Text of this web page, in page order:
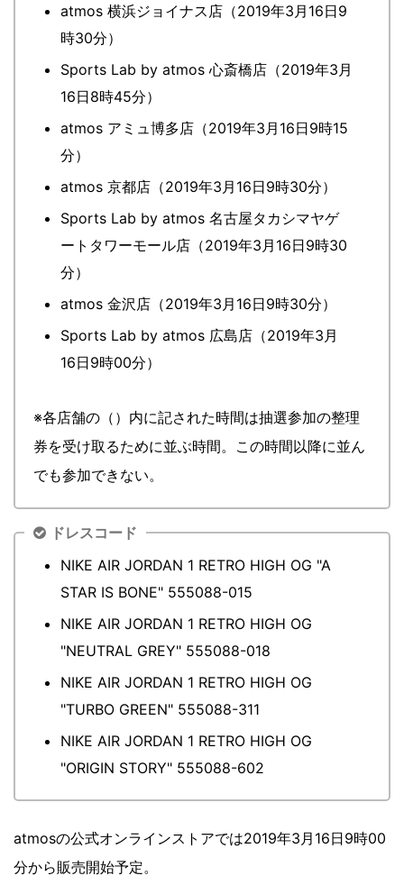
atmos 横浜ジョイナス店（2019年3月16日9
時30分）
Sports Lab by atmos 心斎橋店（2019年3月
16日8時45分）
atmos アミュ博多店（2019年3月16日9時15
分）
atmos 京都店（2019年3月16日9時30分）
Sports Lab by atmos 名古屋タカシマヤゲ
ートタワーモール店（2019年3月16日9時30
分）
atmos 金沢店（2019年3月16日9時30分）
Sports Lab by atmos 広島店（2019年3月
16日9時00分）
※各店舗の（）内に記された時間は抽選参加の整理
券を受け取るために並ぶ時間。この時間以降に並ん
でも参加できない。
ドレスコード
NIKE AIR JORDAN 1 RETRO HIGH OG "A
STAR IS BONE" 555088-015
NIKE AIR JORDAN 1 RETRO HIGH OG
"NEUTRAL GREY" 555088-018
NIKE AIR JORDAN 1 RETRO HIGH OG
"TURBO GREEN" 555088-311
NIKE AIR JORDAN 1 RETRO HIGH OG
"ORIGIN STORY" 555088-602
atmosの公式オンラインストアでは2019年3月16日9時00
分から販売開始予定。